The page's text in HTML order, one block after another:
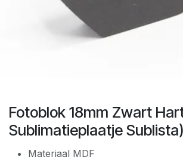
Fotoblok 18mm Zwart
Sublimatieplaatje Sublista)
Materiaal MDF